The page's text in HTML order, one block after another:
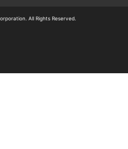
All Rights Reserved.